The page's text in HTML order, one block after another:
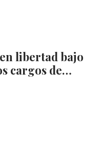
libertad bajo
cargos de…